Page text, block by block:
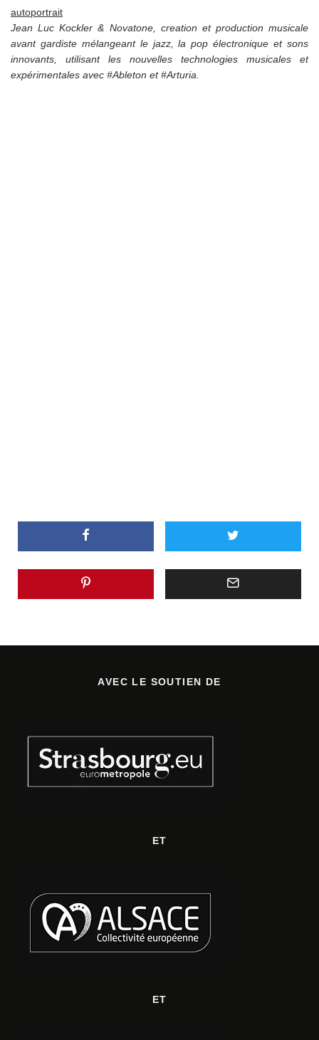
autoportrait
Jean Luc Kockler & Novatone, creation et production musicale
avant gardiste mélangeant le jazz, la pop électronique et sons
innovants, utilisant les nouvelles technologies musicales et
expérimentales avec #Ableton et #Arturia.
AVEC LE SOUTIEN DE
ET
ET